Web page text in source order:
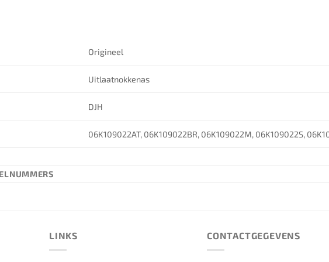
Origineel
Uitlaatnokkenas
DJH
06K109022AT, 06K109022BR, 06K109022M, 06K109022S,
LINKS CONTACTGEGEVENS